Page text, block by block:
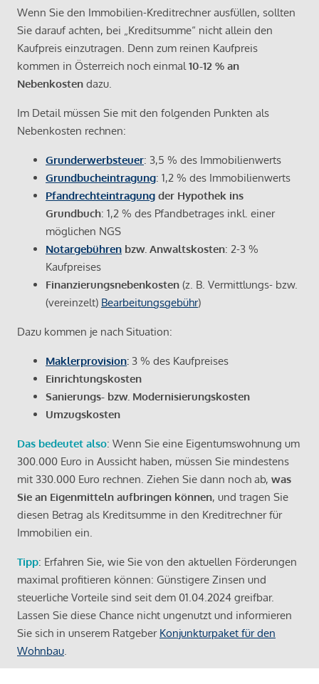
Wenn Sie den Immobilien-Kreditrechner ausfüllen, sollten
Sie darauf achten, bei „Kreditsumme“ nicht allein den
Kaufpreis einzutragen. Denn zum reinen Kaufpreis
kommen in Österreich noch einmal10-12 % an
Nebenkosten dazu.
Im Detail müssen Sie mit den folgenden Punkten als
Nebenkosten rechnen:
Grunderwerbsteuer: 3,5 % des Immobilienwerts
Grundbucheintragung: 1,2 % des Immobilienwerts
Pfandrechteintragung der Hypothek ins
Grundbuch: 1,2 % des Pfandbetrages inkl. einer
möglichen NGS
Notargebühren bzw. Anwaltskosten: 2-3 %
Kaufpreises
Finanzierungsnebenkosten (z. B. Vermittlungs- bzw.
(vereinzelt) Bearbeitungsgebühr)
Dazu kommen je nach Situation:
Maklerprovision: 3 % des Kaufpreises
Einrichtungskosten
Sanierungs- bzw. Modernisierungskosten
Umzugskosten
Das bedeutet also: Wenn Sie eine Eigentumswohnung um
300.000 Euro in Aussicht haben, müssen Sie mindestens
mit 330.000 Euro rechnen. Ziehen Sie dann noch ab, was
Sie an Eigenmitteln aufbringen können, und tragen Sie
diesen Betrag als Kreditsumme in den Kreditrechner für
Immobilien ein.
Tipp: Erfahren Sie, wie Sie von den aktuellen Förderungen
maximal profitieren können: Günstigere Zinsen und
steuerliche Vorteile sind seit dem 01.04.2024 greifbar.
Lassen Sie diese Chance nicht ungenutzt und informieren
Sie sich in unserem Ratgeber Konjunkturpaket für den
Wohnbau.